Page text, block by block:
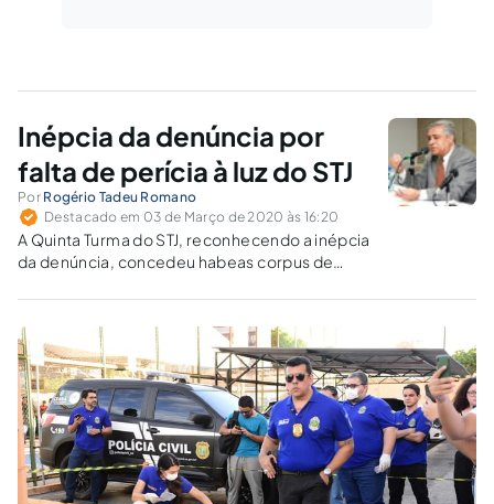
Inépcia da denúncia por
falta de perícia à luz do STJ
Por Rogério Tadeu Romano
Destacado em 03 de Março de 2020 às 16:20
A Quinta Turma do STJ, reconhecendo a inépcia
da denúncia, concedeu habeas corpus de
motorista de caminhão acusado de homicídio
e lesão corporal após acidente que resultou
em morte.